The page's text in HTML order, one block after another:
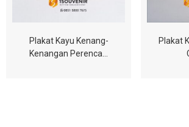
Plakat Kayu Kenang-
Kenangan Perenca…
Plakat